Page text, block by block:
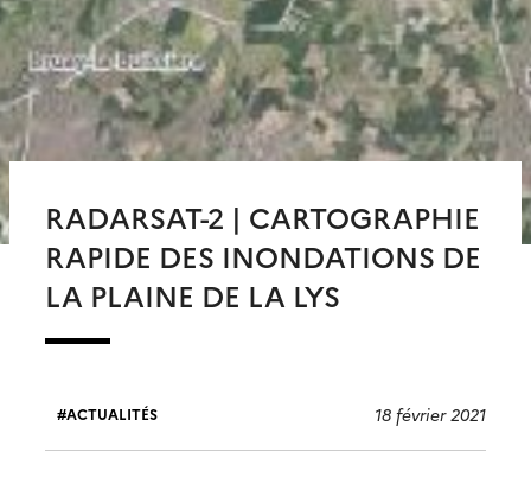
RADARSAT-2 | CARTOGRAPHIE
RAPIDE DES INONDATIONS DE
LA PLAINE DE LA LYS
ACTUALITÉS 18 février 2021